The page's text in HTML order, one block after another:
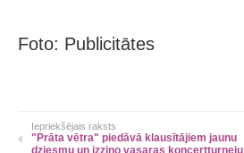
Foto: Publicitātes
Iepriekšējais raksts
"Prāta vētra" piedāvā klausītājiem jaunu
dziesmu un izziņo vasaras koncertturneju